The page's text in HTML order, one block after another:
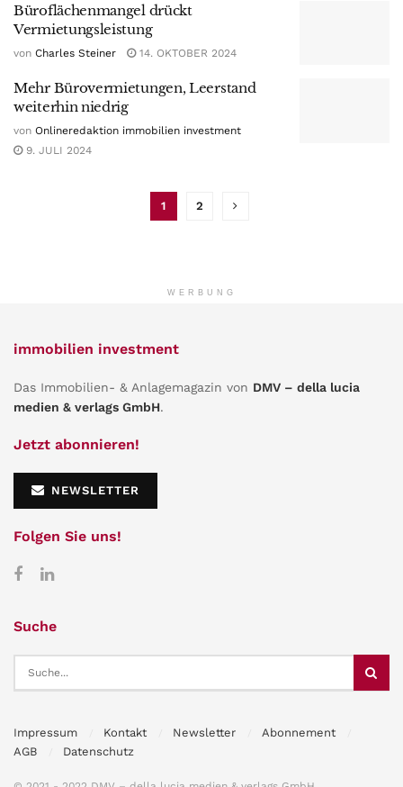
Büroflächenmangel drückt
Vermietungsleistung
von Charles Steiner 14. OKTOBER 2024
Mehr Bürovermietungen, Leerstand
weiterhin niedrig
von Onlineredaktion immobilien investment
9. JULI 2024
1 2
WERBUNG
immobilien investment
Das Immobilien- & Anlagemagazin von DMV – della lucia
medien & verlags GmbH.
Jetzt abonnieren!
NEWSLETTER
Folgen Sie uns!
Suche
Impressum Kontakt Newsletter
Abonnement
AGB
Datenschutz